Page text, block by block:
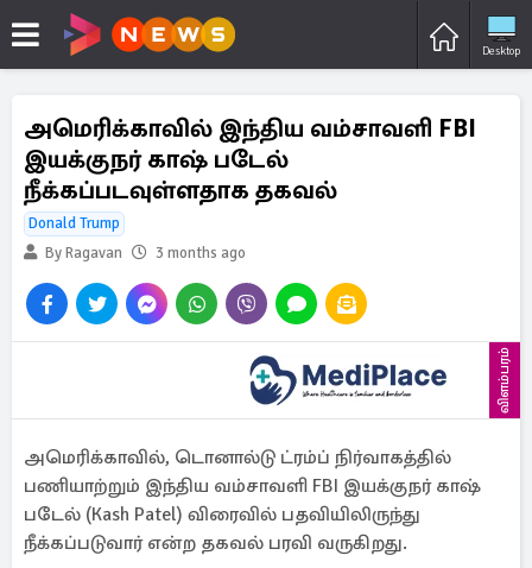
Desktop
அமெரிக்காவில் இந்திய வம்சாவளி FBI
இயக்குநர் காஷ் படேல்
நீக்கப்படவுள்ளதாக தகவல்
Donald Trump
By Ragavan
3 months ago
விளம்பரம்
அமெரிக்காவில், டொனால்டு ட்ரம்ப் நிர்வாகத்தில்
பணியாற்றும் இந்திய வம்சாவளி FBI இயக்குநர் காஷ்
படேல் (Kash Patel) விரைவில் பதவியிலிருந்து
நீக்கப்படுவார் என்ற தகவல் பரவி வருகிறது.